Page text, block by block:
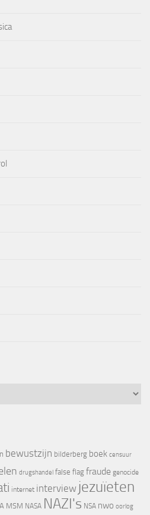
bewustzijn bilderberg boek censuur
drugshandel false flag fraude genocide
internet interview jezuïeten
MSM NASA NAZI's NSA nwo oorlog